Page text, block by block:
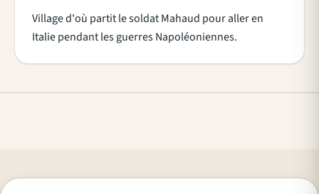
Village d'où partit le soldat Mahaud pour aller en
Italie pendant les guerres Napoléoniennes.